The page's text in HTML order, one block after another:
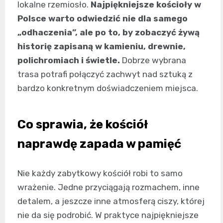
lokalne rzemiosło. Najpiękniejsze kościoły w
Polsce warto odwiedzić nie dla samego
„odhaczenia”, ale po to, by zobaczyć żywą
historię zapisaną w kamieniu, drewnie,
polichromiach i świetle. Dobrze wybrana
trasa potrafi połączyć zachwyt nad sztuką z
bardzo konkretnym doświadczeniem miejsca.
Co sprawia, że kościół
naprawdę zapada w pamięć
Nie każdy zabytkowy kościół robi to samo
wrażenie. Jedne przyciągają rozmachem, inne
detalem, a jeszcze inne atmosferą ciszy, której
nie da się podrobić. W praktyce najpiękniejsze